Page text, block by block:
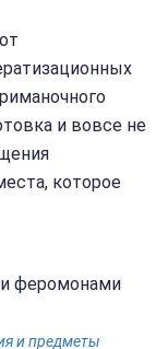
и вовсе не
которое
феромонами
и предметы